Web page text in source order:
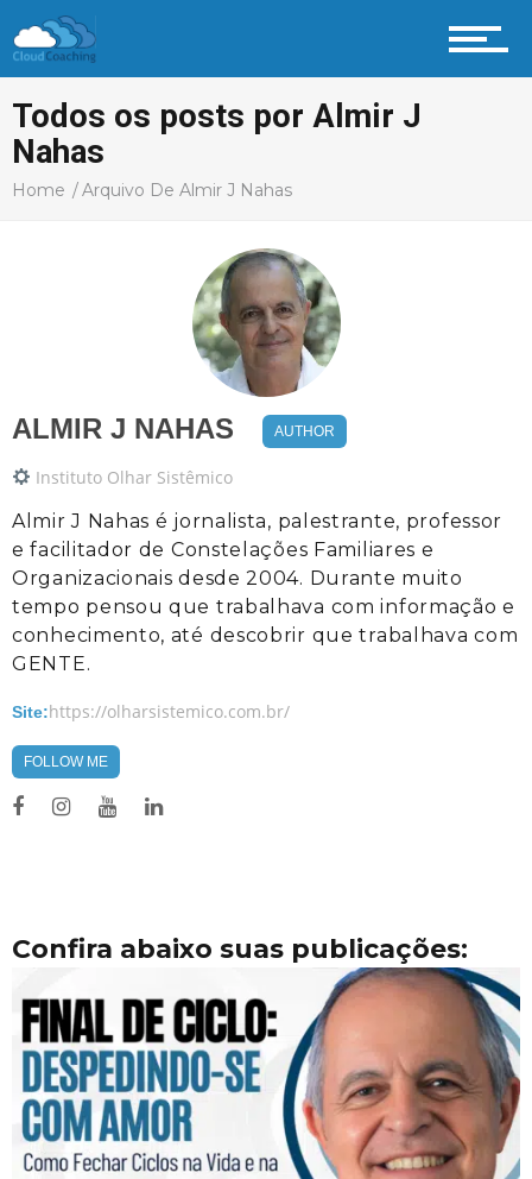
Todos os posts por Almir J
Nahas
Home Arquivo De Almir J Nahas
ALMIR J NAHAS AUTHOR
Instituto Olhar Sistêmico
Almir J Nahas é jornalista, palestrante, professor
e facilitador de Constelações Familiares e
Organizacionais desde 2004. Durante muito
tempo pensou que trabalhava com informação e
conhecimento, até descobrir que trabalhava com
GENTE.
Site:https://olharsistemico.com.br/
FOLLOW ME
Confira abaixo suas publicações: